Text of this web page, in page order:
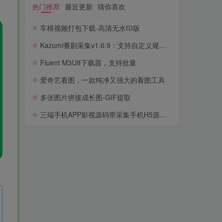
热门推荐 最近更新 猜你喜欢
车模视频打包下载-高清无水印版
Kazumi番剧采集v1.6.9：支持自定义规则+在线观看+弹幕，跨平台下载
Fluent M3U8下载器，支持批量
爱奇艺看图，一款纯净又强大的看图工具
多张图片拼接成长图-GIF提取
三端手机APP影视源码带采集手机H5源码带VIP卡密功能